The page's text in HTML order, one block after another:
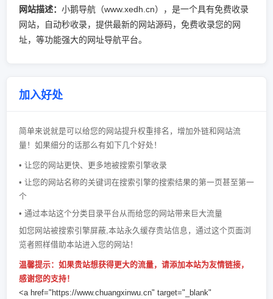
网站描述： 小鹅导航（www.xedh.cn），是一个具有免费收录
网站，自动秒收录，提供最新的网站源码，免费收录您的网
址，等功能强大的网址导航平台。
加入好处
简单来说就是可以给您的网站提升权重排名，增加外链和网站流
量！如果细分的话那么有如下几个好处！
• 让您的网站更快、更多地被搜索引擎收录
• 让您的网站名称的关键词在搜索引擎的搜索结果的第一页甚至第一
个
• 通过本站这个分类目录平台从而给您的网站带来巨大流量
如您网站被搜索引擎屏蔽,本站永久缓存贵站信息，通过这个页面浏
览者照样借助本站进入您的网站！
温馨提示：如果贵站想获得更大的流量，请添加本站为友情链接，
感谢您的支持！
<a href="https://www.chuangxinwu.cn" target="_blank"